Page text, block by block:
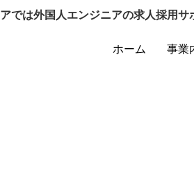
では外国人エンジニアの求人採用サ
ホーム 事業